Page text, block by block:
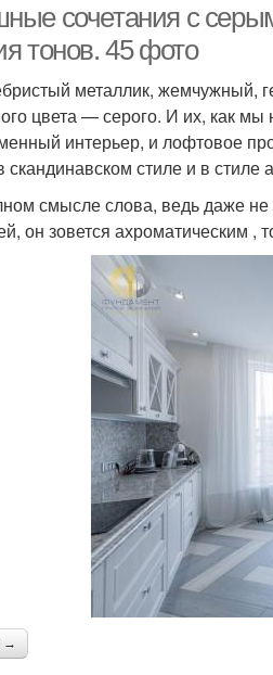
сочетания с
тонов. 45 фото
металлик,
цвета — серого. И их, как
интерьер, и лофтовое
скандинавском стиле и в стиле
смысле слова, ведь даже не
он зовется ахроматическим ,
→